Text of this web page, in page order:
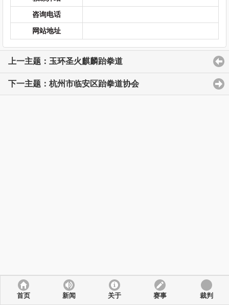
咨询电话
网站地址
上一主题：玉环圣火麒麟跆拳道
下一主题：杭州市临安区跆拳道协会
首页 新闻 关于 赛事 裁判